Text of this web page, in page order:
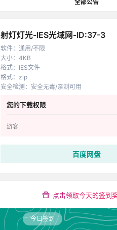
全部公告
射灯灯光-IES光域网-ID:37-3
软件： 通用/不限
大小： 4KB
格式： IES文件
格式： zip
安全检测 ： 安全无毒/亲测可用
您的下载权限
游客
百度网盘
点击领取今天的签到奖
今日签到